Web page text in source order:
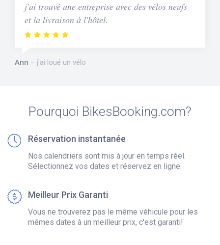
j'ai trouvé une entreprise avec des vélos neufs
et la livraison à l'hôtel.
Ann j'ai loué un vélo
Pourquoi BikesBooking.com?
Réservation instantanée
Nos calendriers sont mis à jour en temps réel.
Sélectionnez vos dates et réservez en ligne.
Meilleur Prix Garanti
Vous ne trouverez pas le même véhicule pour les
mêmes dates à un meilleur prix, c'est garanti!